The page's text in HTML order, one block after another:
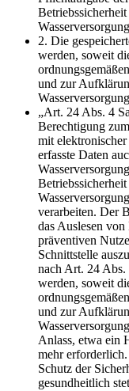
2. Die
werden, soweit
und zur
„Art. 24 Abs. 4
Berechtigung
mit elektronischer
erfasste Daten
verarbeiten. Der
das Auslesen
präventiven
Schnittstelle
nach Art. 24 Abs.
werden, soweit
und zur
Anlass, etwa ein
mehr
Schutz der
gesundheitlich